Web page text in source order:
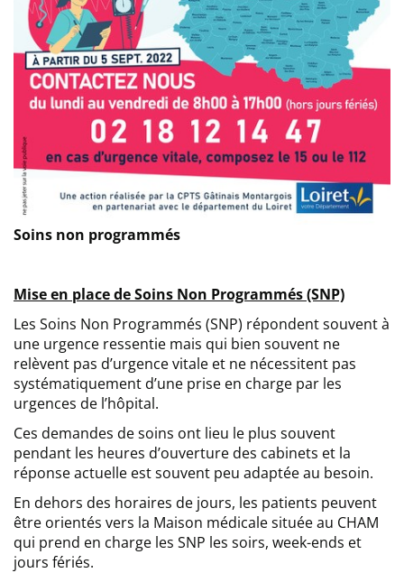
Soins non programmés
Mise en place de Soins Non Programmés (SNP)
Les Soins Non Programmés (SNP) répondent souvent à
une urgence ressentie mais qui bien souvent ne
relèvent pas d’urgence vitale et ne nécessitent pas
systématiquement d’une prise en charge par les
urgences de l’hôpital.
Ces demandes de soins ont lieu le plus souvent
pendant les heures d’ouverture des cabinets et la
réponse actuelle est souvent peu adaptée au besoin.
En dehors des horaires de jours, les patients peuvent
être orientés vers la Maison médicale située au CHAM
qui prend en charge les SNP les soirs, week-ends et
jours fériés.